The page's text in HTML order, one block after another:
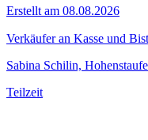
Erstellt am 08.08.2026
Verkäufer an Kasse und
Sabina Schilin,
Teilzeit